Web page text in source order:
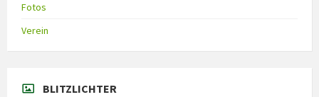
Fotos
Verein
BLITZLICHTER